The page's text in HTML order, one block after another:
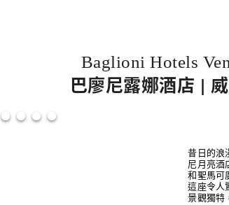
Baglioni Hotels
巴廖尼露娜酒店 |
昔日的浪
尼月亮酒
和聖馬可
這座令人
景觀獨特